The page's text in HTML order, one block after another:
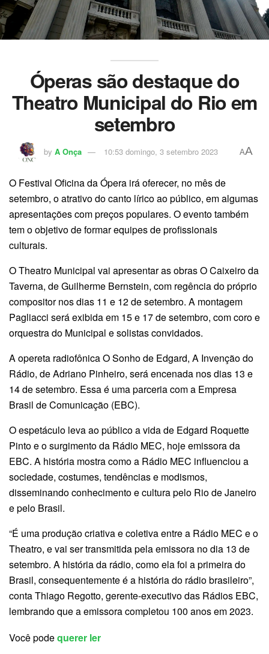
Óperas são destaque do
Theatro Municipal do Rio em
setembro
by A Onça 10:53 domingo, 3 setembro 2023 AA
O Festival Oficina da Ópera irá oferecer, no mês de
setembro, o atrativo do canto lírico ao público, em algumas
apresentações com preços populares. O evento também
tem o objetivo de formar equipes de profissionais
culturais.
O Theatro Municipal vai apresentar as obras O Caixeiro da
Taverna, de Guilherme Bernstein, com regência do próprio
compositor nos dias 11 e 12 de setembro. A montagem
Pagliacci será exibida em 15 e 17 de setembro, com coro e
orquestra do Municipal e solistas convidados.
A opereta radiofônica O Sonho de Edgard, A Invenção do
Rádio, de Adriano Pinheiro, será encenada nos dias 13 e
14 de setembro. Essa é uma parceria com a Empresa
Brasil de Comunicação (EBC).
O espetáculo leva ao público a vida de Edgard Roquette
Pinto e o surgimento da Rádio MEC, hoje emissora da
EBC. A história mostra como a Rádio MEC influenciou a
sociedade, costumes, tendências e modismos,
disseminando conhecimento e cultura pelo Rio de Janeiro
e pelo Brasil.
“É uma produção criativa e coletiva entre a Rádio MEC e o
Theatro, e vai ser transmitida pela emissora no dia 13 de
setembro. A história da rádio, como ela foi a primeira do
Brasil, consequentemente é a história do rádio brasileiro”,
conta Thiago Regotto, gerente-executivo das Rádios EBC,
lembrando que a emissora completou 100 anos em 2023.
Você podequerer ler